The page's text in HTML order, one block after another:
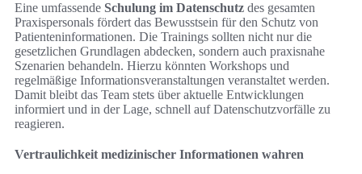
Eine umfassende Schulung im Datenschutz des gesamten
Praxispersonals fördert das Bewusstsein für den Schutz von
Patienteninformationen. Die Trainings sollten nicht nur die
gesetzlichen Grundlagen abdecken, sondern auch praxisnahe
Szenarien behandeln. Hierzu könnten Workshops und
regelmäßige Informationsveranstaltungen veranstaltet werden.
Damit bleibt das Team stets über aktuelle Entwicklungen
informiert und in der Lage, schnell auf Datenschutzvorfälle zu
reagieren.
Vertraulichkeit medizinischer Informationen wahren